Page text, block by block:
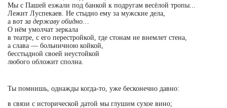
Мы с Пашей езжали под банкой к подругам весёлой тропы...
Лежит Луспекаев. Не стыдно ему за мужские дела,
а вот за державу обидно…
О нём умолчат зеркала
в театре, с его перестройкой, где стонам не внемлет стена,
а слава — больничною койкой,
бесстыдной своей неустойкой
любого обложит сполна.
Ты помнишь, однажды когда-то, уже бесконечно давно:
в связи с исторической датой мы глушим сухое вино;